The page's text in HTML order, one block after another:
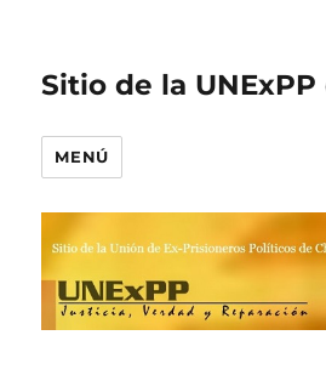
Sitio de la
MENÚ